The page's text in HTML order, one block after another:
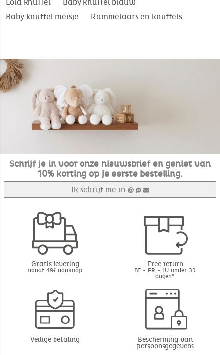
Lola knuffel
Baby knuffel blauw
Baby knuffel meisje
Rammelaars en knuffels
Schrijf je in voor onze nieuwsbrief en geniet van
10% korting op je eerste bestelling.
Ik schrijf me in
Gratis levering
vanaf 49€ aankoop
Free return
BE - FR - LU onder 30
dagen*
Veilige betaling Bescherming van
persoonsgegevens